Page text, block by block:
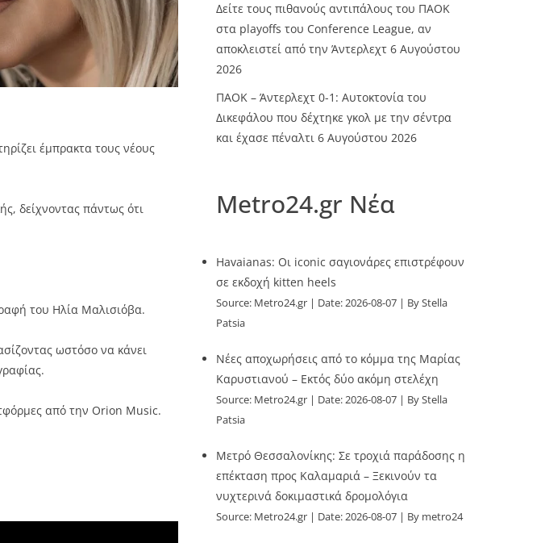
έμπρακτα τους νέους
δείχνοντας πάντως ότι
του Ηλία Μαλισιόβα.
ωστόσο να κάνει
από την Orion Music.
Δείτε τους πιθανούς αντιπάλους του ΠΑΟΚ
στα playoffs του Conference League, αν
αποκλειστεί από την Άντερλεχτ 6 Αυγούστου
2026
ΠΑΟΚ – Άντερλεχτ 0-1: Αυτοκτονία του
Δικεφάλου που δέχτηκε γκολ με την σέντρα
και έχασε πέναλτι 6 Αυγούστου 2026
Metro24.gr Νέα
Havaianas: Οι iconic σαγιονάρες επιστρέφουν
σε εκδοχή kitten heels
Source: Metro24.gr Date: 2026-08-07
By Stella
Patsia
Νέες αποχωρήσεις από το κόμμα της Μαρίας
Καρυστιανού – Εκτός δύο ακόμη στελέχη
Source: Metro24.gr Date: 2026-08-07
By Stella
Patsia
Μετρό Θεσσαλονίκης: Σε τροχιά παράδοσης η
επέκταση προς Καλαμαριά – Ξεκινούν τα
νυχτερινά δοκιμαστικά δρομολόγια
Source: Metro24.gr Date: 2026-08-07 By metro24